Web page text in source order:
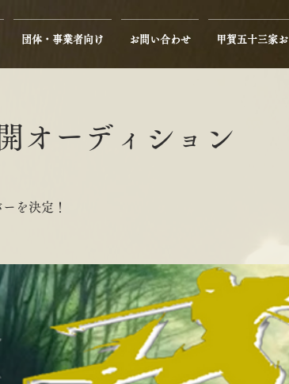
団体・事業者向け お問い合わせ 甲賀五十三家
オーディション
を決定！